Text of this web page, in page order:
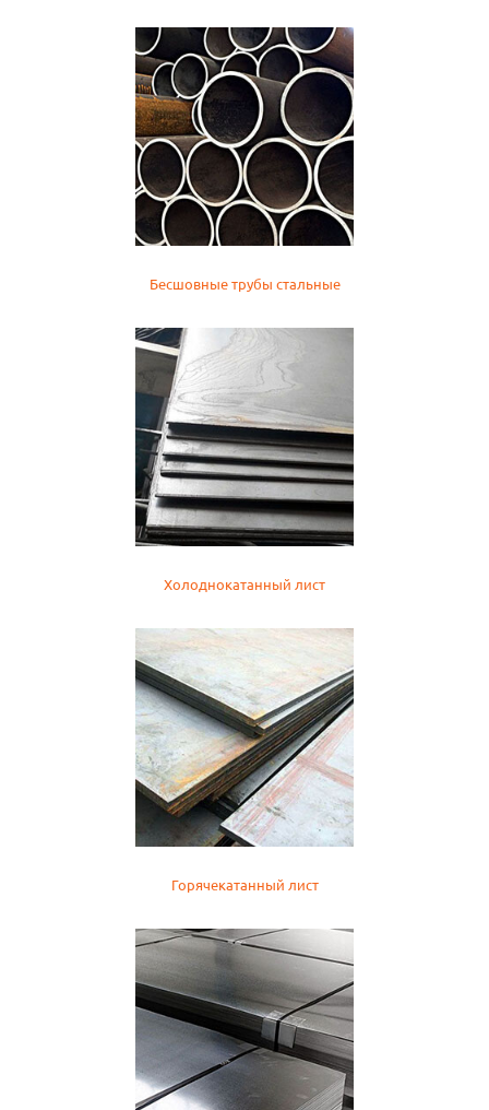
Бесшовные трубы стальные
Холоднокатанный лист
Горячекатанный лист